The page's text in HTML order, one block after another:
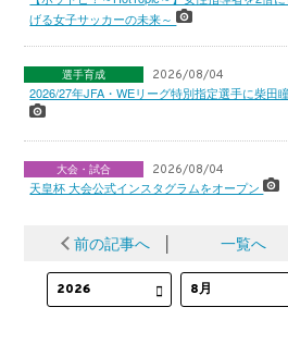
げる女子サッカーの未来～
選手育成 2026/08/04
2026/27年JFA・WEリーグ特別指定選手に柴田
大会・試合 2026/08/04
天皇杯 大会公式インスタグラムをオープン
前の記事へ │ 一覧へ